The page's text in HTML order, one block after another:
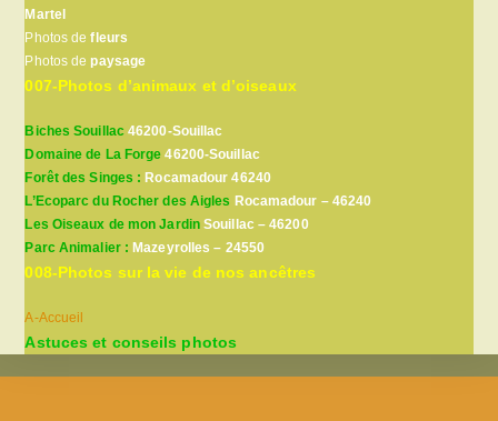
Martel
Photos defleurs
Photos depaysage
007-Photos d’animaux et d’oiseaux
Biches Souillac46200-Souillac
Domaine de La Forge 46200-Souillac
Forêt des Singes :Rocamadour 46240
L’Ecoparc du Rocher des Aigles Rocamadour – 46240
Les Oiseaux de mon JardinSouillac – 46200
Parc Animalier : Mazeyrolles – 24550
008-Photos sur la vie de nos ancêtres
A-Accueil
Astuces et conseils photos